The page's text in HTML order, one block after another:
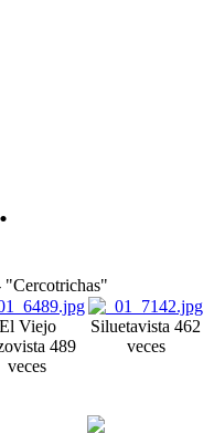
"Cercotrichas"
El Viejo
vista 489
veces
Siluetavista 462
veces